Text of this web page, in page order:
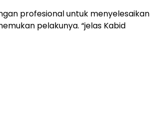
profesional untuk menyelesaikan
pelakunya. “jelas Kabid